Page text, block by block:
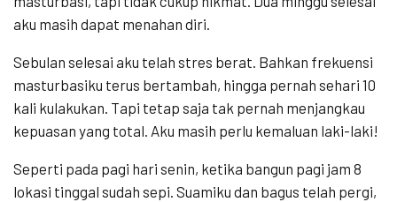
aku masih dapat menahan diri.
Sebulan selesai aku telah stres berat. Bahkan frekuensi
masturbasiku terus bertambah, hingga pernah sehari 10
kali kulakukan. Tapi tetap saja tak pernah menjangkau
kepuasan yang total. Aku masih perlu kemaluan laki-laki!
Seperti pada pagi hari senin, ketika bangun pagi jam 8
lokasi tinggal sudah sepi. Suamiku dan bagus telah pergi,